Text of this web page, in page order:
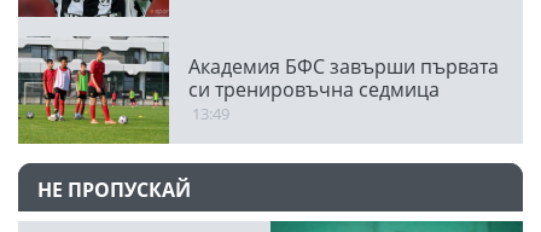
Академия БФС завърши първата
си тренировъчна седмица
13:49
НЕ ПРОПУСКАЙ